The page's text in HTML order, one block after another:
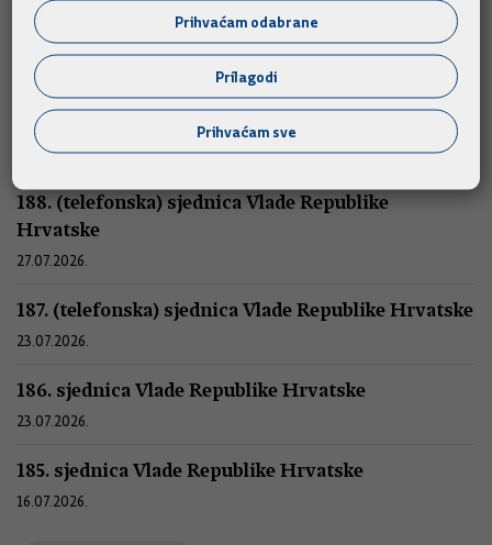
190. sjednica Vlade Republike Hrvatske
30.07.2026.
189. (telefonska) sjednica Vlade Republike
Hrvatske
29.07.2026.
188. (telefonska) sjednica Vlade Republike
Hrvatske
27.07.2026.
187. (telefonska) sjednica Vlade Republike Hrvatske
23.07.2026.
186. sjednica Vlade Republike Hrvatske
23.07.2026.
185. sjednica Vlade Republike Hrvatske
16.07.2026.
Prihvaćam odabrane
Prilagodi
Prihvaćam sve